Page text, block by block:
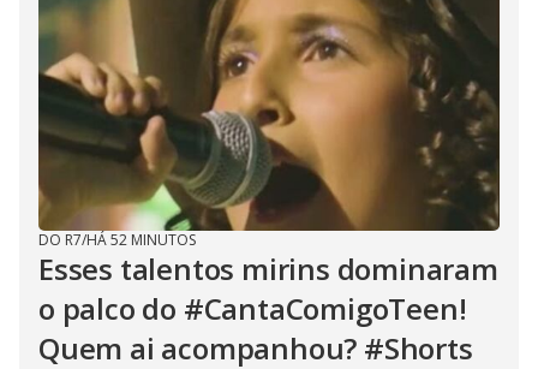
DO R7/HÁ 52 MINUTOS
Esses talentos mirins dominaram
o palco do #CantaComigoTeen!
Quem ai acompanhou? #Shorts